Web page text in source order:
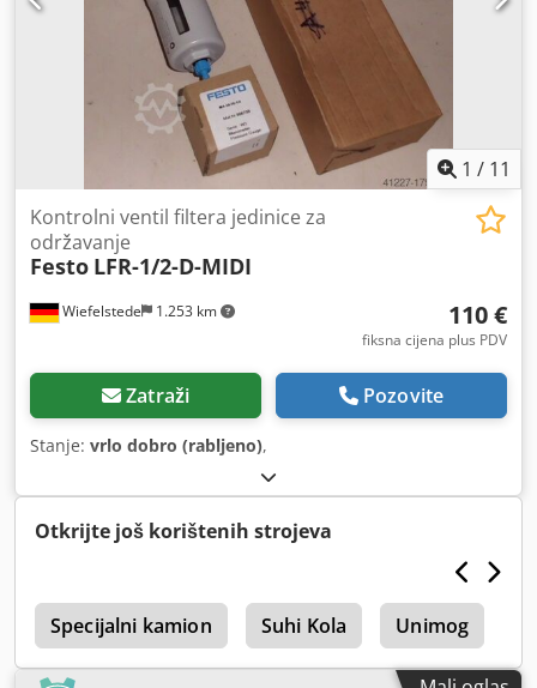
1 / 11
Wiefelstede 1.253 km
Kontrolni ventil filtera jedinice za
održavanje
Festo LFR-1/2-D-MIDI
110 €
fiksna cijena plus PDV
Zatraži Pozovite
Stanje: vrlo dobro (rabljeno),
Otkrijte još korištenih strojeva
Specijalni kamion Suhi Kola Unimog